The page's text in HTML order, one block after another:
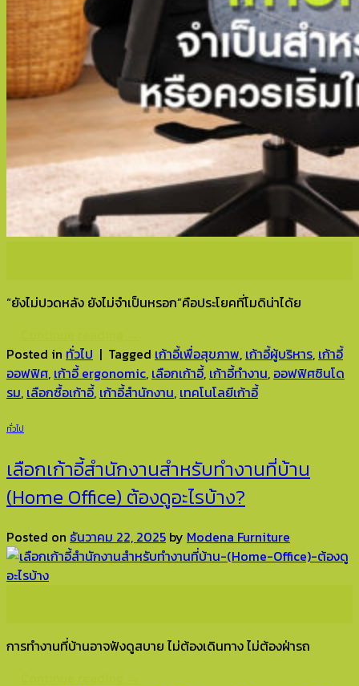
“ยังไม่ปวดหลัง ยังไม่จำเป็นหรอก”คือประโยคที่โมดิน่าได้ย
Posted in ทั่วไป | Tagged เก้าอี้เพื่อสุขภาพ, เก้าอี้ผู้บริหาร, เก้าอี้
ออฟฟิศ, เก้าอี้ ergonomic, เลือกเก้าอี้, เก้าอี้ทำงาน, ออฟฟิศซินโด
รม, เลือกซื้อเก้าอี้, เก้าอี้สำนักงาน, เทคโนโลยีเก้าอี้
ทั่วไป
เลือกเก้าอี้สำนักงานสำหรับทำงานที่บ้าน
(Home Office) ต้องดูอะไรบ้าง?
Posted on ธันวาคม 22, 2025 by Modena Furniture
การทำงานที่บ้านอาจฟังดูสบาย ไม่ต้องเดินทาง ไม่ต้องฝ่ารถ